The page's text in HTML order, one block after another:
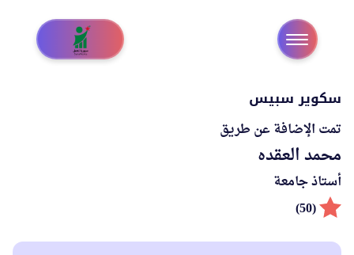
سكوير سبيس
تمت الإضافة عن طريق
محمد العقده
أستاذ جامعة
(50)